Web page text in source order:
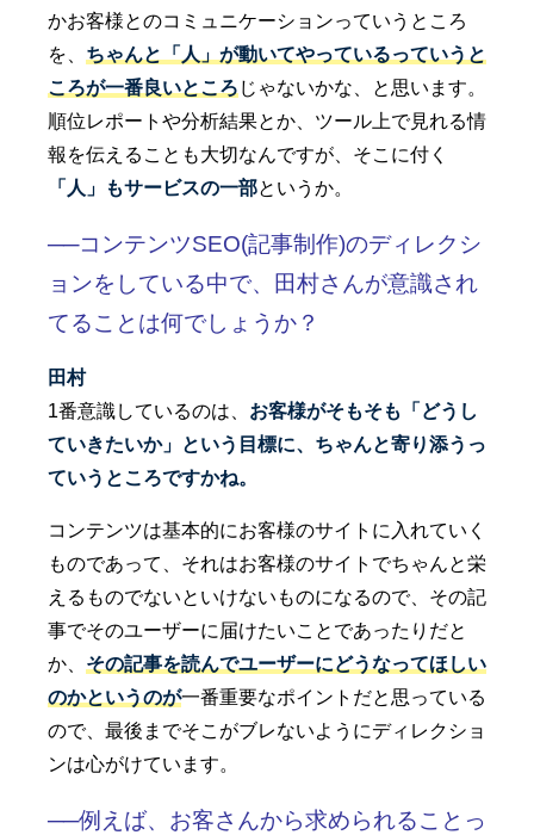
かお客様とのコミュニケーションっていうところ
を、 ちゃんと「人」が動いてやっているっていうと
ころが一番良いところ じゃないかな、と思います。
順位レポートや分析結果とか、ツール上で見れる情
報を伝えることも大切なんですが、そこに付く
「人」もサービスの一部というか。
──コンテンツSEO(記事制作)のディレクシ
ョンをしている中で、田村さんが意識され
てることは何でしょうか？
田村
1番意識しているのは、 お客様がそもそも「どうし
ていきたいか」という目標に、ちゃんと寄り添うっ
ていうところですかね。
コンテンツは基本的にお客様のサイトに入れていく
ものであって、それはお客様のサイトでちゃんと栄
えるものでないといけないものになるので、その記
事でそのユーザーに届けたいことであったりだと
か、 その記事を読んでユーザーにどうなってほしい
のかというのが一番重要なポイントだと思っている
ので、最後までそこがブレないようにディレクショ
ンは心がけています。
──例えば、お客さんから求められることっ